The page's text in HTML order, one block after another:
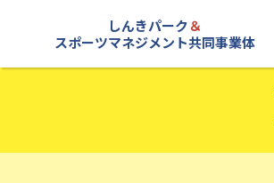
しんきパーク＆
スポーツマネジメント共同事業体